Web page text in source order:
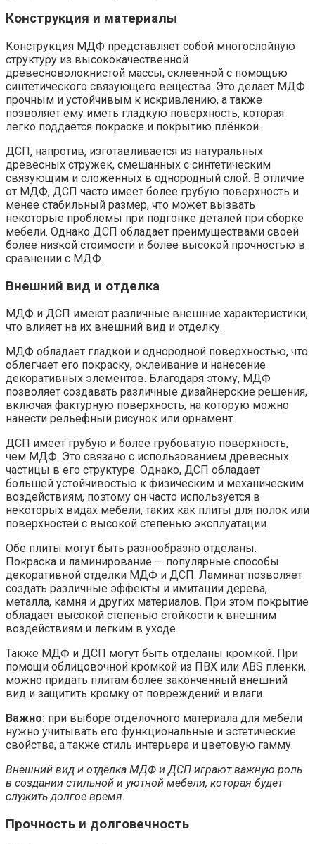
Конструкция и материалы
Конструкция МДФ представляет собой многослойную
структуру из высококачественной
древесноволокнистой массы, склеенной с помощью
синтетического связующего вещества. Это делает МДФ
прочным и устойчивым к искривлению, а также
позволяет ему иметь гладкую поверхность, которая
легко поддается покраске и покрытию плёнкой.
ДСП, напротив, изготавливается из натуральных
древесных стружек, смешанных с синтетическим
связующим и сложенных в однородный слой. В отличие
от МДФ, ДСП часто имеет более грубую поверхность и
менее стабильный размер, что может вызвать
некоторые проблемы при подгонке деталей при сборке
мебели. Однако ДСП обладает преимуществами своей
более низкой стоимости и более высокой прочностью в
сравнении с МДФ.
Внешний вид и отделка
МДФ и ДСП имеют различные внешние характеристики,
что влияет на их внешний вид и отделку.
МДФ обладает гладкой и однородной поверхностью, что
облегчает его покраску, оклеивание и нанесение
декоративных элементов. Благодаря этому, МДФ
позволяет создавать различные дизайнерские решения,
включая фактурную поверхность, на которую можно
нанести рельефный рисунок или орнамент.
ДСП имеет грубую и более грубоватую поверхность,
чем МДФ. Это связано с использованием древесных
частицы в его структуре. Однако, ДСП обладает
большей устойчивостью к физическим и механическим
воздействиям, поэтому он часто используется в
некоторых видах мебели, таких как плиты для полок или
поверхностей с высокой степенью эксплуатации.
Обе плиты могут быть разнообразно отделаны.
Покраска и ламинирование — популярные способы
декоративной отделки МДФ и ДСП. Ламинат позволяет
создать различные эффекты и имитации дерева,
металла, камня и других материалов. При этом покрытие
обладает высокой степенью стойкости к внешним
воздействиям и легким в уходе.
Также МДФ и ДСП могут быть отделаны кромкой. При
помощи облицовочной кромкой из ПВХ или ABS пленки,
можно придать плитам более законченный внешний
вид и защитить кромку от повреждений и влаги.
Важно: при выборе отделочного материала для мебели
нужно учитывать его функциональные и эстетические
свойства, а также стиль интерьера и цветовую гамму.
Внешний вид и отделка МДФ и ДСП играют важную роль
в создании стильной и уютной мебели, которая будет
служить долгое время.
Прочность и долговечность